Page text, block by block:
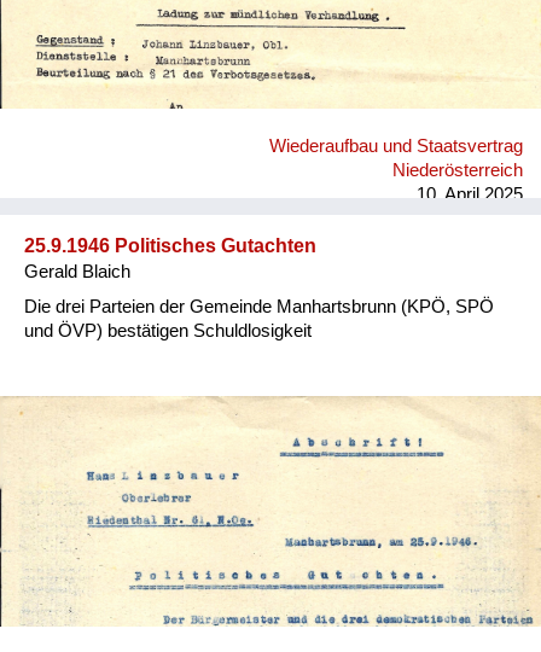
Wiederaufbau und Staatsvertrag
Niederösterreich
10. April 2025
25.9.1946 Politisches Gutachten
Gerald Blaich
Die drei Parteien der Gemeinde Manhartsbrunn (KPÖ, SPÖ
und ÖVP) bestätigen Schuldlosigkeit